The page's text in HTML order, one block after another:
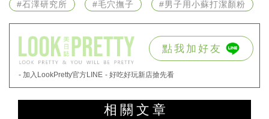
#石澤研究所 #毛穴撫子 #男子用小蘇打潔顏粉
- 加入LookPretty官方LINE - 好吃好玩新店搶先看
點我加好友
相關文章